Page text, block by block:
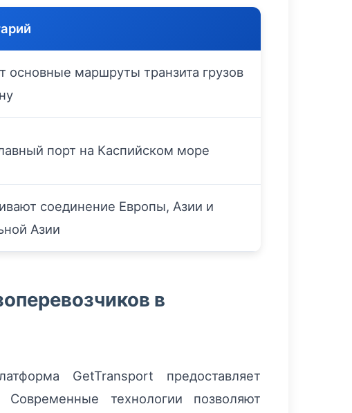
основные маршруты транзита грузов
порт на Каспийском море
соединение Европы, Азии и
Азии
в
GetTransport предоставляет
технологии позволяют